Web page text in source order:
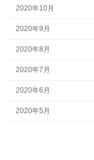
2020年10月
2020年9月
2020年8月
2020年7月
2020年6月
2020年5月